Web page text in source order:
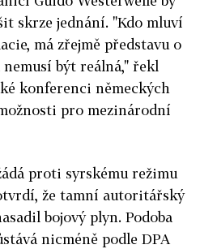
skrze jednání. "Kdo mluví
má zřejmě představu o
být reálná," řekl
konferenci německých
pro mezinárodní
proti syrskému režimu
že tamní autoritářský
bojový plyn. Podoba
nicméně podle DPA